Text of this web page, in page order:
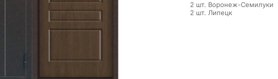
2 шт. Воронеж-Семилуки
2 шт. Липецк